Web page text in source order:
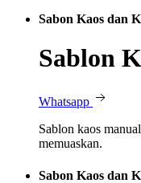
Sabon Kaos dan
Sablon
Whatsapp
Sablon kaos
memuaskan.
Sabon Kaos dan